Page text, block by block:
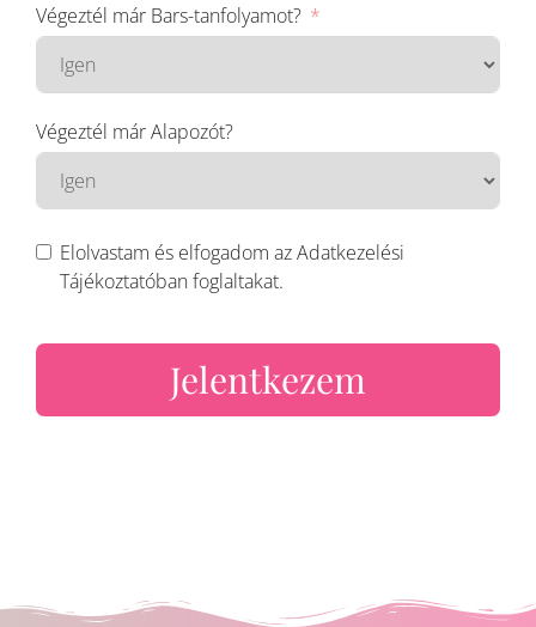
Végeztél már Bars-tanfolyamot?
Végeztél már Alapozót?
Elolvastam és elfogadom az Adatkezelési
Tájékoztatóban foglaltakat.
Jelentkezem